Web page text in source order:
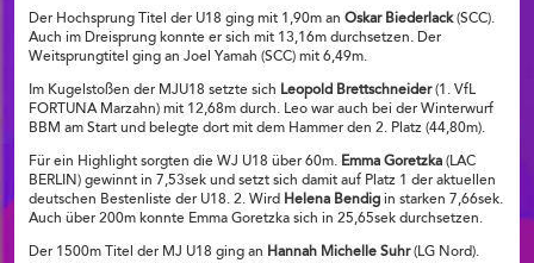
Der Hochsprung Titel der U18 ging mit 1,90m an Oskar Biederlack(SCC).
Auch im Dreisprung konnte er sich mit 13,16m durchsetzen. Der
Weitsprungtitel ging an Joel Yamah (SCC) mit 6,49m.
Im Kugelstoßen der MJU18 setzte sich Leopold Brettschneider(1. VfL
FORTUNA Marzahn) mit 12,68m durch. Leo war auch bei der Winterwurf
BBM am Start und belegte dort mit dem Hammer den 2. Platz (44,80m).
Für ein Highlight sorgten die WJ U18 über 60m. Emma Goretzka (LAC
BERLIN) gewinnt in 7,53sek und setzt sich damit auf Platz 1 der aktuellen
deutschen Bestenliste der U18. 2. Wird Helena Bendig in starken 7,66sek.
Auch über 200m konnte Emma Goretzka sich in 25,65sek durchsetzen.
Der 1500m Titel der MJ U18 ging an Hannah Michelle Suhr(LG Nord).